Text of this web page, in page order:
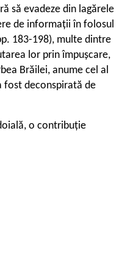
să evadeze din lagărele
de informații în folosul
183-198), multe dintre
lor prin împușcare,
Brăilei, anume cel al
fost deconspirată de
o contribuție